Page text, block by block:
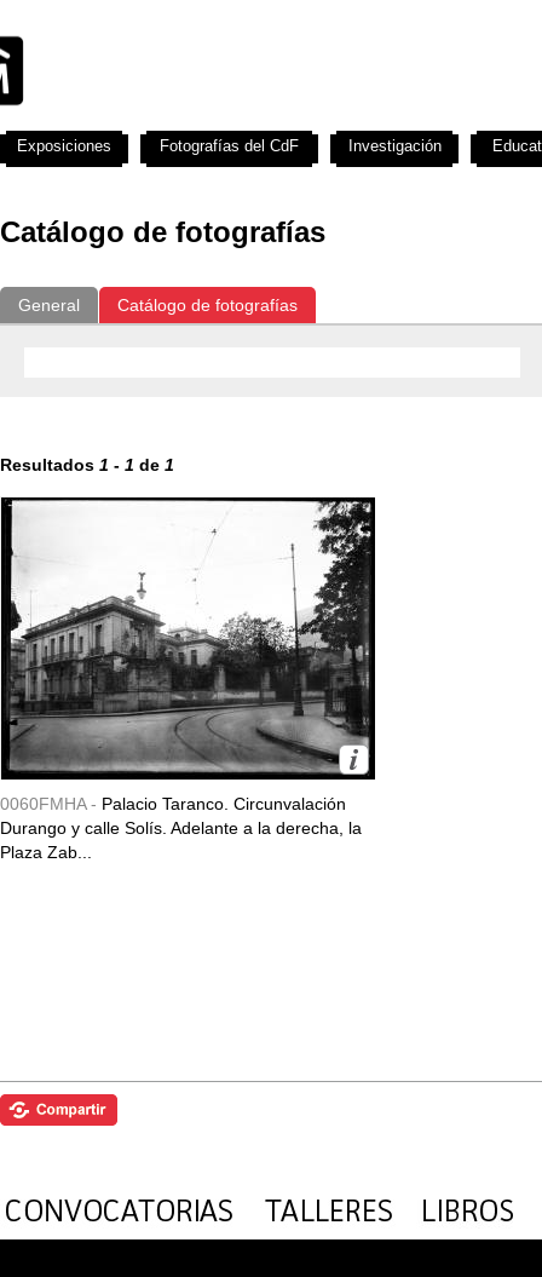
Catálogo de fotografías
General Catálogo de fotografías
Resultados 1 - 1 de 1
0060FMHA - Palacio Taranco. Circunvalación
Durango y calle Solís. Adelante a la derecha, la
Plaza Zab...
Exposiciones Fotografías del CdF Investigación